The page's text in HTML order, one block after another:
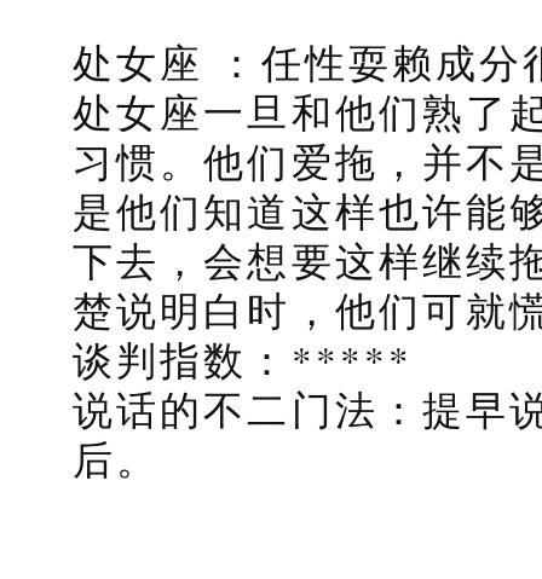
处女座 ：任性耍赖成分
处女座一旦和他们熟了
习惯。他们爱拖，并不
是他们知道这样也许能
下去，会想要这样继续
楚说明白时，他们可就
谈判指数：*****
说话的不二门法：提早
后。